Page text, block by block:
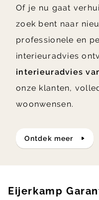
Of je nu gaat
zoek bent naar
professionele en
interieuradvies
interieuradvies
onze klanten,
woonwensen.
ontdek meer
Eijerkamp